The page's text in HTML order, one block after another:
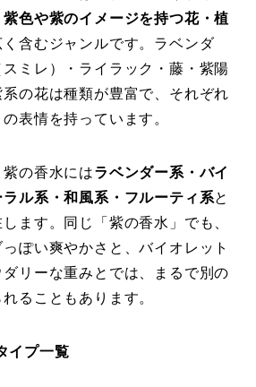
紫色や紫のイメージを持つ花・植
く含むジャンルです。ラベンダ
ミレ）・ライラック・藤・紫陽
の花は種類が豊富で、それぞれ
表情を持っています。
の香水にはラベンダー系・バイ
ル系・和風系・フルーティ系と
ます。同じ「紫の香水」でも、
ぽい爽やかさと、バイオレット
リーな重みとでは、まるで別の
ることもあります。
イプ一覧